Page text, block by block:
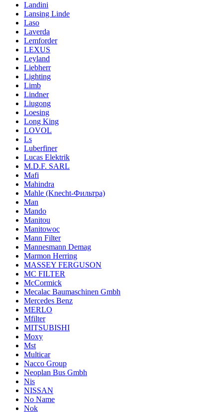
Landini
Lansing Linde
Laso
Laverda
Lemforder
LEXUS
Leyland
Liebherr
Lighting
Limb
Lindner
Liugong
Loesing
Long King
LOVOL
Ls
Luberfiner
Lucas Elektrik
M.D.F. SARL
Mafi
Mahindra
Mahle (Knecht-Фильтра)
Man
Mando
Manitou
Manitowoc
Mann Filter
Mannesmann Demag
Marmon Herring
MASSEY FERGUSON
MC FILTER
McCormick
Mecalac Baumaschinen Gmbh
Mercedes Benz
MERLO
Mfilter
MITSUBISHI
Moxy
Mst
Multicar
Nacco Group
Neoplan Bus Gmbh
Nis
NISSAN
No Name
Nok